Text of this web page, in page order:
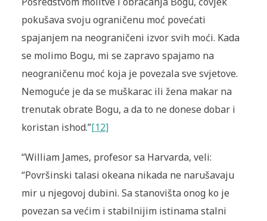
pokušava svoju ograničenu moć povećati
spajanjem na neograničeni izvor svih moći. Kada
se molimo Bogu, mi se zapravo spajamo na
neograničenu moć koja je povezala sve svjetove.
Nemoguće je da se muškarac ili žena makar na
trenutak obrate Bogu, a da to ne donese dobar i
koristan ishod.”[12]
“William James, profesor sa Harvarda, veli:
“Površinski talasi okeana nikada ne narušavaju
mir u njegovoj dubini. Sa stanovišta onog ko je
povezan sa većim i stabilnijim istinama stalni